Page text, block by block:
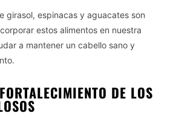
girasol, espinacas y aguacates son
estos alimentos en nuestra
a mantener un cabello sano y
DE LOS